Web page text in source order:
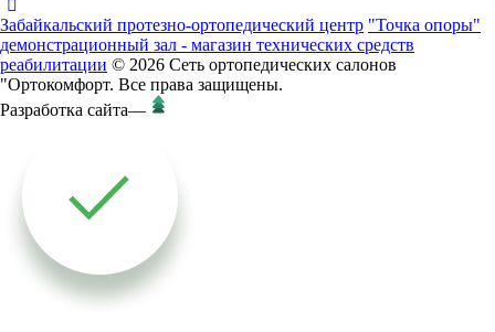
Забайкальский протезно-ортопедический центр "Точка опоры"
демонстрационный зал - магазин технических средств
реабилитации © 2026 Сеть ортопедических салонов
"Ортокомфорт. Все права защищены.
Разработка сайта—